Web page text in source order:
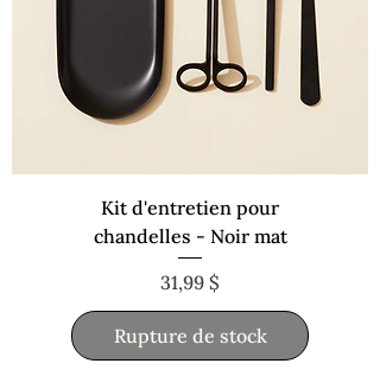
Kit d'entretien pour
chandelles - Noir mat
Prix
31,99 $
Rupture de stock